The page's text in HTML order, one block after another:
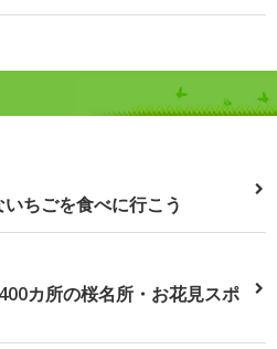
ちごを食べに行こう
カ所の桜名所・お花見スポ